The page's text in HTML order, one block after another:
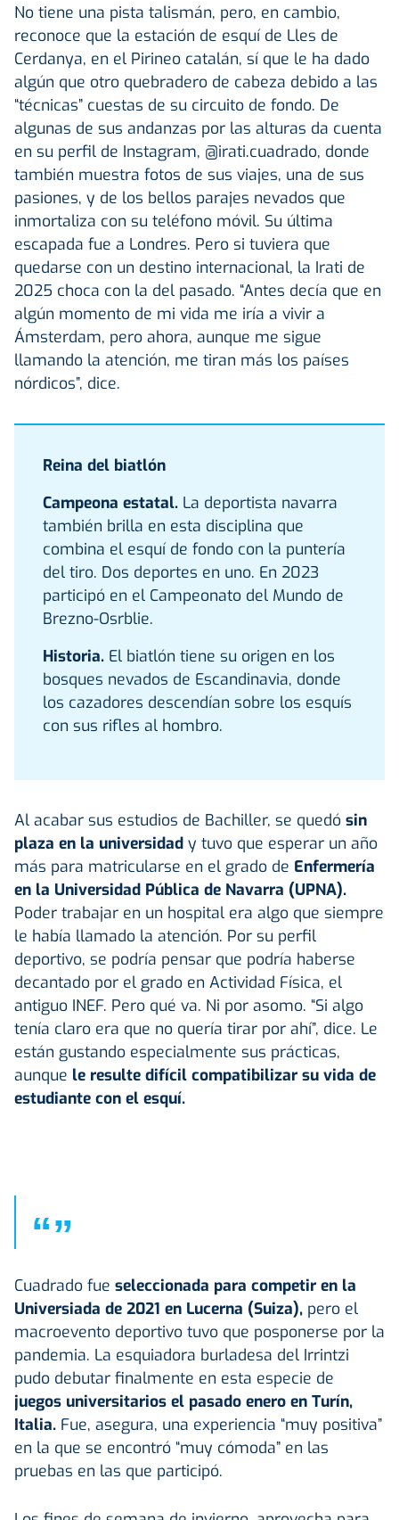
No tiene una pista talismán, pero, en cambio,
reconoce que la estación de esquí de Lles de
Cerdanya, en el Pirineo catalán, sí que le ha dado
algún que otro quebradero de cabeza debido a las
“técnicas” cuestas de su circuito de fondo. De
algunas de sus andanzas por las alturas da cuenta
en su perfil de Instagram, @irati.cuadrado, donde
también muestra fotos de sus viajes, una de sus
pasiones, y de los bellos parajes nevados que
inmortaliza con su teléfono móvil. Su última
escapada fue a Londres. Pero si tuviera que
quedarse con un destino internacional, la Irati de
2025 choca con la del pasado. “Antes decía que en
algún momento de mi vida me iría a vivir a
Ámsterdam, pero ahora, aunque me sigue
llamando la atención, me tiran más los países
nórdicos”, dice.
Reina del biatlón
Campeona estatal. La deportista navarra
también brilla en esta disciplina que
combina el esquí de fondo con la puntería
del tiro. Dos deportes en uno. En 2023
participó en el Campeonato del Mundo de
Brezno-Osrblie.
Historia. El biatlón tiene su origen en los
bosques nevados de Escandinavia, donde
los cazadores descendían sobre los esquís
con sus rifles al hombro.
Al acabar sus estudios de Bachiller, se quedó sin
plaza en la universidad y tuvo que esperar un año
más para matricularse en el grado de Enfermería
en la Universidad Pública de Navarra (UPNA).
Poder trabajar en un hospital era algo que siempre
le había llamado la atención. Por su perfil
deportivo, se podría pensar que podría haberse
decantado por el grado en Actividad Física, el
antiguo INEF. Pero qué va. Ni por asomo. “Si algo
tenía claro era que no quería tirar por ahí”, dice. Le
están gustando especialmente sus prácticas,
aunque le resulte difícil compatibilizar su vida de
estudiante con el esquí.
“”
Cuadrado fue seleccionada para competir en la
Universiada de 2021 en Lucerna (Suiza), pero el
macroevento deportivo tuvo que posponerse por la
pandemia. La esquiadora burladesa del Irrintzi
pudo debutar finalmente en esta especie de
juegos universitarios el pasado enero en Turín,
Italia. Fue, asegura, una experiencia “muy positiva”
en la que se encontró “muy cómoda” en las
pruebas en las que participó.